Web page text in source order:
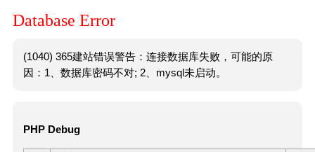
Database Error
(1040) 365建站错误警告：连接数据库失败，可能的原
因：1、数据库密码不对; 2、mysql未启动。
PHP Debug